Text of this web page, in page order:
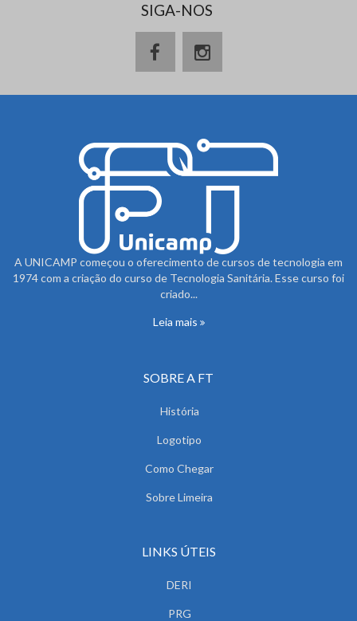
SIGA-NOS
A UNICAMP começou o oferecimento de cursos de tecnologia em
1974 com a criação do curso de Tecnologia Sanitária. Esse curso foi
criado...
Leia mais
SOBRE A FT
História
Logotipo
Como Chegar
Sobre Limeira
LINKS ÚTEIS
DERI
PRG